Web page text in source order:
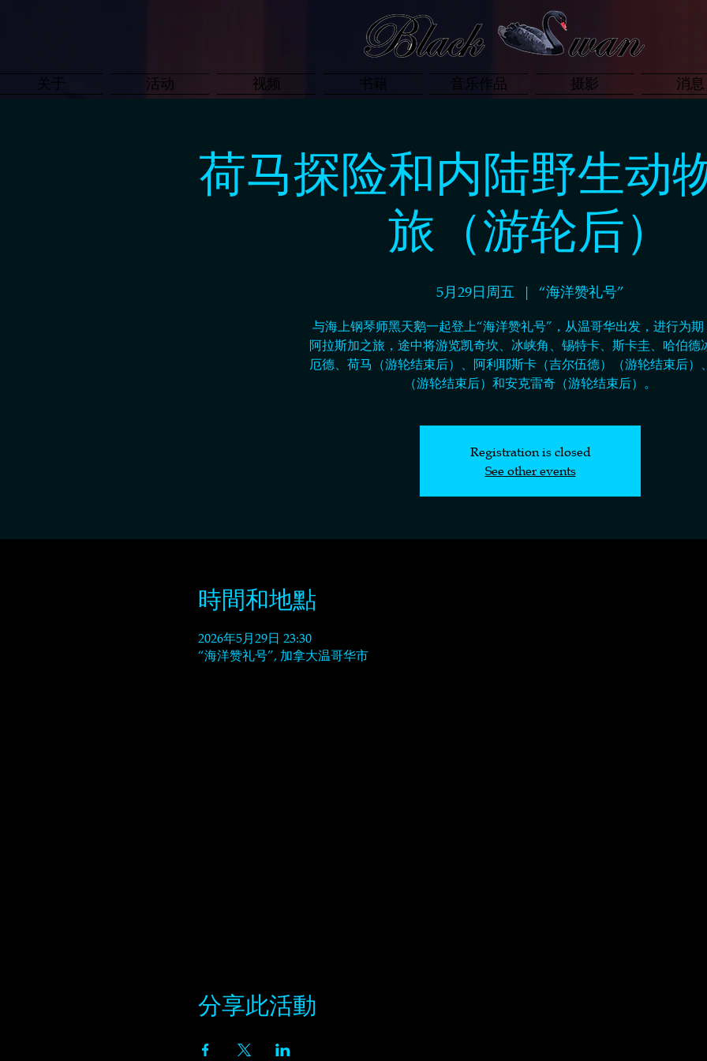
关于 活动 视频 书籍 音乐作品 摄影 消息
荷马探险和内陆野生动
旅（游轮后）
5月29日周五
  |
“海洋赞礼号”
与海上钢琴师黑天鹅一起登上“海洋赞礼号”，从温哥华出发，进行为期
阿拉斯加之旅，途中将游览凯奇坎、冰峡角、锡特卡、斯卡圭、哈伯德
厄德、荷马（游轮结束后）、阿利耶斯卡（吉尔伍德）（游轮结束后）
（游轮结束后）和安克雷奇（游轮结束后）。
Registration is closed
See other events
時間和地點
2026年5月29日 23:30
“海洋赞礼号”, 加拿大温哥华市
分享此活動